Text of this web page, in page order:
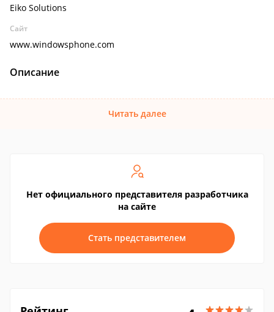
Eiko Solutions
Сайт
www.windowsphone.com
Описание
Читать далее
Нет официального представителя разработчика
на сайте
Стать представителем